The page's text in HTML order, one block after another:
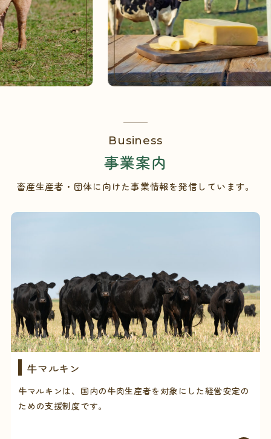
Business
事業案内
畜産生産者・団体に向けた事業情報を発信しています。
牛マルキン
牛マルキンは、国内の牛肉生産者を対象にした経営安定の
ための支援制度です。